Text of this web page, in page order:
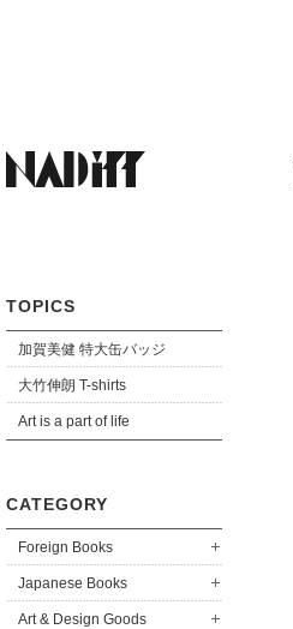
TOPICS
加賀美健 特大缶バッジ
大竹伸朗 T-shirts
Art is a part of life
CATEGORY
Foreign Books
Japanese Books
Art & Design Goods